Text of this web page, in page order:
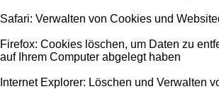
Safari: Verwalten von Cookies und
Firefox: Cookies löschen, um Daten zu
auf Ihrem Computer abgelegt haben
Internet Explorer: Löschen und Verwalten